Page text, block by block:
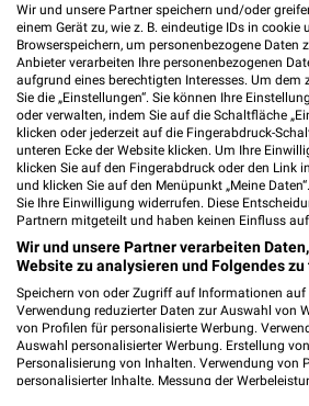
Apollo Mindelheim
Allgäuer Str. 28 a
87719 Mindelheim
Heute 09:00 - 16:00 Uhr |
538,49 km
Takko Fashion Mindelheim
Heimenegger Weg 4
87719 Mindelheim
Heute 09:00 - 18:00 Uhr |
538,42 km
Wir und unsere Partner speichern und/oder
einem Gerät zu, wie z. B. eindeutige IDs in cookie
Browserspeichern, um personenbezogene Daten
Anbieter verarbeiten Ihre personenbezogenen
aufgrund eines berechtigten Interesses. Um dem
Sie die „Einstellungen“. Sie können Ihre
oder verwalten, indem Sie auf die Schaltfläche
klicken oder jederzeit auf die Fingerabdruck-
unteren Ecke der Website klicken. Um Ihre
klicken Sie auf den Fingerabdruck oder den Link
und klicken Sie auf den Menüpunkt „Meine
Sie Ihre Einwilligung widerrufen. Diese
Partnern mitgeteilt und haben keinen Einfluss
Wir und unsere Partner verarbeiten
Website zu analysieren und Folgendes zu
Speichern von oder Zugriff auf Informationen auf
Verwendung reduzierter Daten zur Auswahl von
von Profilen für personalisierte Werbung.
Auswahl personalisierter Werbung. Erstellung
Personalisierung von Inhalten. Verwendung von
personalisierter Inhalte. Messung der